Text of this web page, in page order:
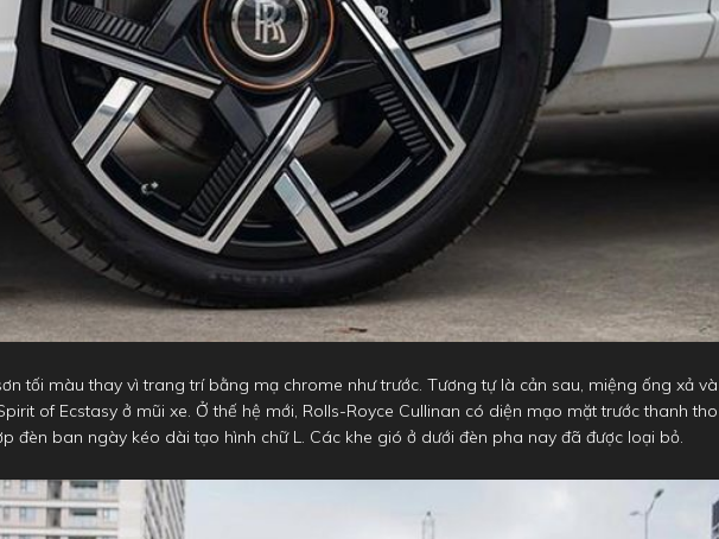
tối màu thay vì trang trí bằng mạ chrome như trước. Tương tự là cản sau, miệng ống xả và
of Ecstasy ở mũi xe. Ở thế hệ mới, Rolls-Royce Cullinan có diện mạo mặt trước thanh
đèn ban ngày kéo dài tạo hình chữ L. Các khe gió ở dưới đèn pha nay đã được loại bỏ.